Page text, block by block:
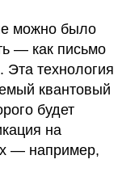
можно было
— как письмо
Эта технология
квантовый
будет
на
— например,